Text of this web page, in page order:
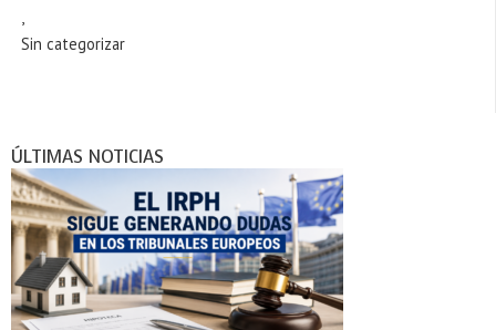
Sin categorizar
ÚLTIMAS NOTICIAS